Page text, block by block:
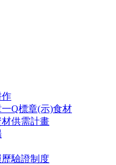
作
Q標章(示)食材
供需計畫
驗證制度